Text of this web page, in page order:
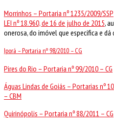
Morrinhos – Portaria nº 1235/2009/SSP
LEI nº 18.960, de 16 de julho de 2015,
onerosa, do imóvel que especifica e
Iporá – Portaria nº 98/2010 – CG
Pires do Rio – Portaria nº 99/2010 – CG
Águas Lindas de Goiás – Portarias nº
– CBM
Quirinópolis – Portaria nº 88/2011 – CG